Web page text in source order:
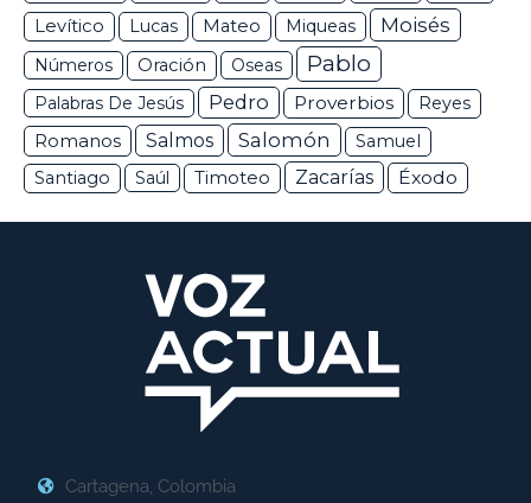
Levítico
Lucas Mateo Miqueas Moisés
Números Oración Oseas Pablo
Palabras De Jesús Pedro Proverbios Reyes
Romanos Salmos Salomón
Samuel
Santiago
Saúl Timoteo Zacarías Éxodo
Cartagena, Colombia